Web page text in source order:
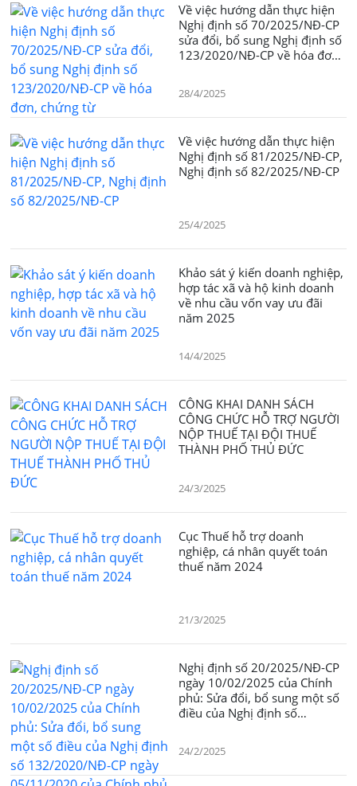
Về việc hướng dẫn thực hiện
Nghị định số 70/2025/NĐ-CP
sửa đổi, bổ sung Nghị định số
123/2020/NĐ-CP về hóa đơn,
28/4/2025
Về việc hướng dẫn thực hiện
Nghị định số 81/2025/NĐ-CP,
Nghị định số 82/2025/NĐ-CP
25/4/2025
Khảo sát ý kiến doanh nghiệp,
hợp tác xã và hộ kinh doanh
về nhu cầu vốn vay ưu đãi
năm 2025
14/4/2025
CÔNG KHAI DANH SÁCH
CÔNG CHỨC HỖ TRỢ NGƯỜI
NỘP THUẾ TẠI ĐỘI THUẾ
THÀNH PHỐ THỦ ĐỨC
24/3/2025
Cục Thuế hỗ trợ doanh
nghiệp, cá nhân quyết toán
thuế năm 2024
21/3/2025
Nghị định số 20/2025/NĐ-CP
ngày 10/02/2025 của Chính
phủ: Sửa đổi, bổ sung một số
điều của Nghị định số
quy định về quản lý thuế đối
với doanh nghiệp có giao dịch
24/2/2025